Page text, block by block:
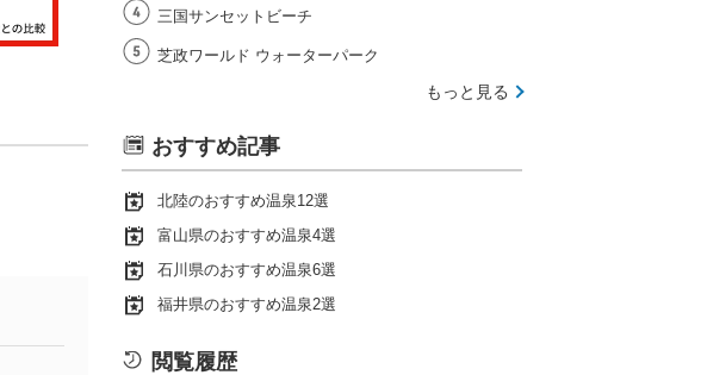
三国サンセットビーチ
芝政ワールド ウォーターパーク
もっと見る
おすすめ記事
北陸のおすすめ温泉12選
富山県のおすすめ温泉4選
石川県のおすすめ温泉6選
福井県のおすすめ温泉2選
閲覧履歴